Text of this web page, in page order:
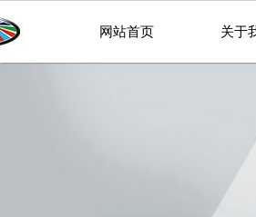
网站首页 关于